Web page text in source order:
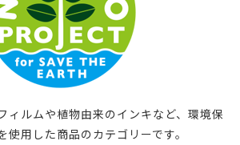
ィルムや植物由来のインキなど、環境保
用した商品のカテゴリーです。